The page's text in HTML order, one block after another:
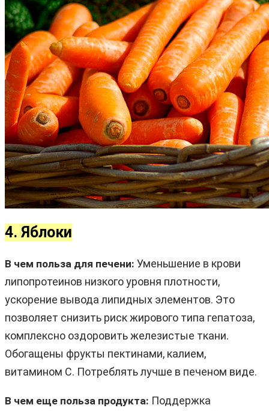
4. Яблоки
В чем польза для печени: Уменьшение в крови
липопротеинов низкого уровня плотности,
ускорение вывода липидных элементов. Это
позволяет снизить риск жирового типа гепатоза,
комплексно оздоровить железистые ткани.
Обогащены фрукты пектинами, калием,
витамином C. Потреблять лучше в печеном виде.
В чем еще польза продукта: Поддержка